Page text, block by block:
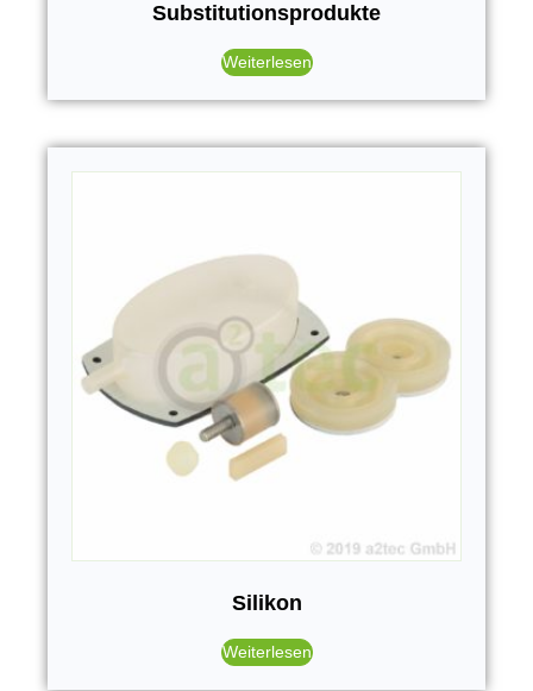
Substitutionsprodukte
Weiterlesen
Silikon
Weiterlesen